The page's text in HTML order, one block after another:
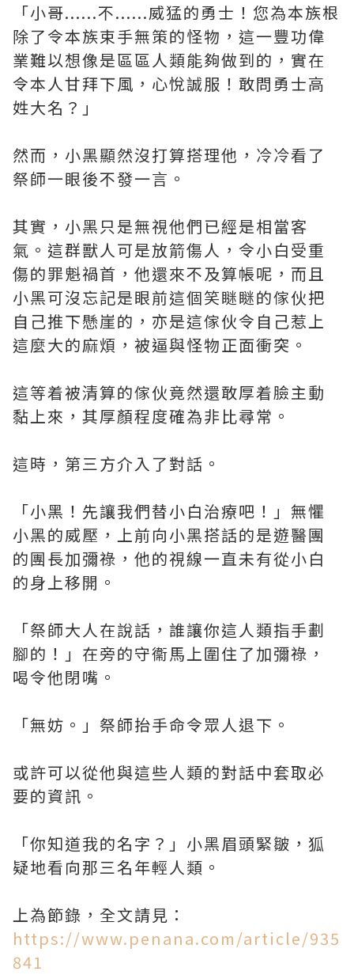
「小哥......不......威猛的勇士！您為本族根
除了令本族束手無策的怪物，這一豐功偉
業難以想像是區區人類能夠做到的，實在
令本人甘拜下風，心悅誠服！敢問勇士高
姓大名？」
然而，小黑顯然沒打算搭理他，冷冷看了
祭師一眼後不發一言。
其實，小黑只是無視他們已經是相當客
氣。這群獸人可是放箭傷人，令小白受重
傷的罪魁禍首，他還來不及算帳呢，而且
小黑可沒忘記是眼前這個笑瞇瞇的傢伙把
自己推下懸崖的，亦是這傢伙令自己惹上
這麼大的麻煩，被逼與怪物正面衝突。
這等着被清算的傢伙竟然還敢厚着臉主動
黏上來，其厚顏程度確為非比尋常。
這時，第三方介入了對話。
「小黑！先讓我們替小白治療吧！」無懼
小黑的威壓，上前向小黑搭話的是遊醫團
的團長加彌祿，他的視線一直未有從小白
的身上移開。
「祭師大人在說話，誰讓你這人類指手劃
腳的！」在旁的守衞馬上圍住了加彌祿，
喝令他閉嘴。
「無妨。」祭師抬手命令眾人退下。
或許可以從他與這些人類的對話中套取必
要的資訊。
「你知道我的名字？」小黑眉頭緊皺，狐
疑地看向那三名年輕人類。
上為節錄，全文請見：
https://www.penana.com/article/935
841